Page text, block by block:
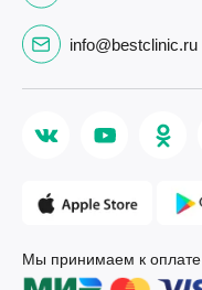
info@bestclinic.ru
Мы принимаем к оплате